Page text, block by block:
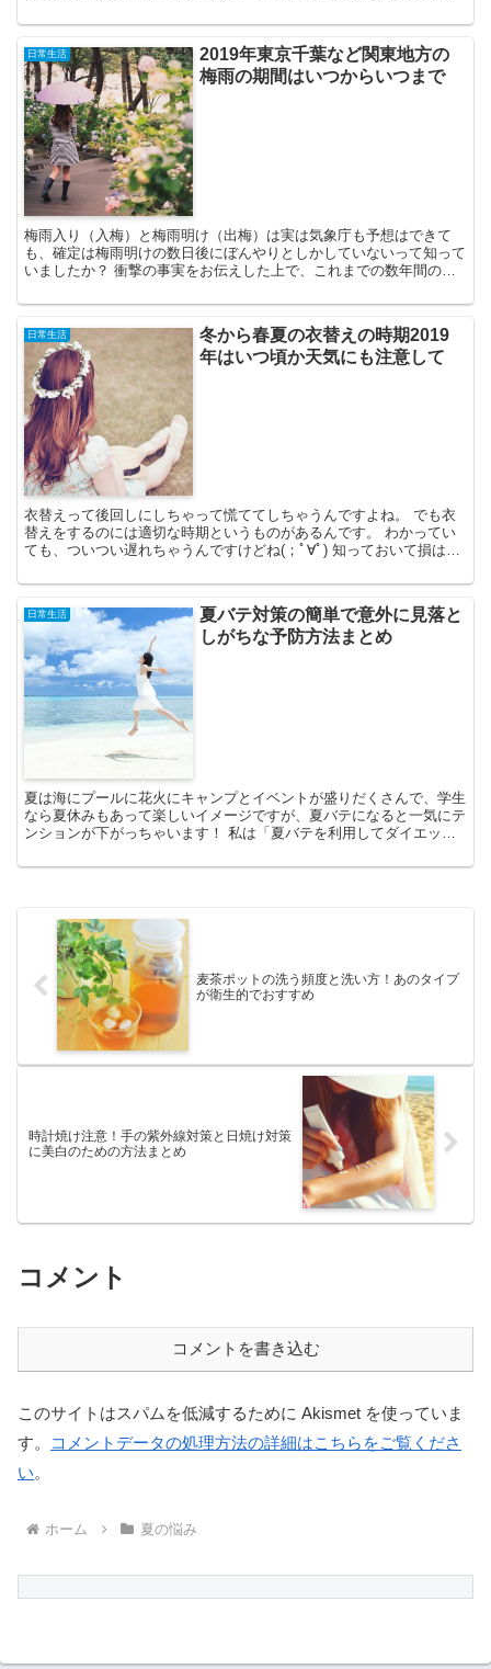
日常生活
2019年東京千葉など関東地方の
梅雨の期間はいつからいつまで
梅雨入り（入梅）と梅雨明け（出梅）は実は気象庁も予想はできて
も、確定は梅雨明けの数日後にぼんやりとしかしていないって知って
いましたか？ 衝撃の事実をお伝えした上で、これまでの数年間の傾
日常生活
冬から春夏の衣替えの時期2019
年はいつ頃か天気にも注意して
衣替えって後回しにしちゃって慌ててしちゃうんですよね。 でも衣
替えをするのには適切な時期というものがあるんです。 わかってい
ても、ついつい遅れちゃうんですけどね(；ﾟ∀ﾟ) 知っておいて損はな
日常生活
夏バテ対策の簡単で意外に見落と
しがちな予防方法まとめ
夏は海にプールに花火にキャンプとイベントが盛りだくさんで、学生
なら夏休みもあって楽しいイメージですが、夏バテになると一気にテ
ンションが下がっちゃいます！ 私は「夏バテを利用してダイエット
麦茶ポットの洗う頻度と洗い方！あのタイプ
が衛生的でおすすめ
時計焼け注意！手の紫外線対策と日焼け対策
に美白のための方法まとめ
コメント
コメントを書き込む
このサイトはスパムを低減するために Akismet を使っていま
す。
コメントデータの処理方法の詳細はこちらをご覧くださ
い。
ホーム 夏の悩み